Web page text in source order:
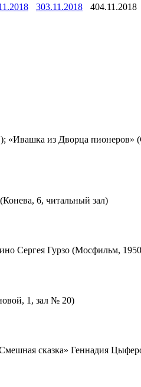
303.11.2018 404.11.2018
из Дворца пионеров»
6, читальный зал)
Сергея Гурзо (Мосфильм,
1, зал № 20)
сказка» Геннадия